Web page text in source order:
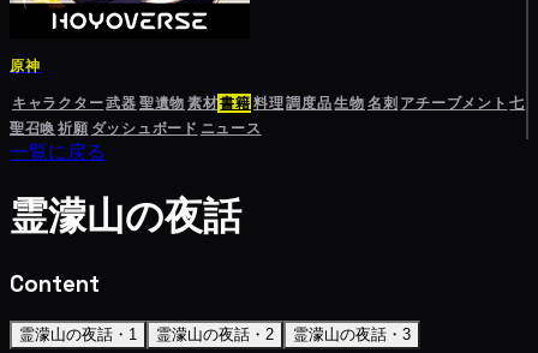
原神
キャラクター武器聖遺物素材書籍料理調度品生物名刺 アチーブメント 七
聖召喚祈願 ダッシュボード ニュース
一覧に戻る
霊濛山の夜話
Content
霊濛山の夜話・1 霊濛山の夜話・2 霊濛山の夜話・3